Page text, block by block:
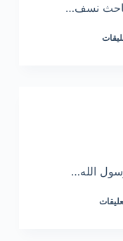
نسف…
الله…